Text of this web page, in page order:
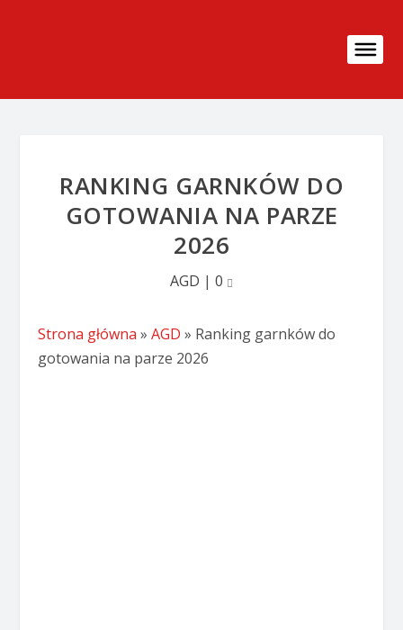
RANKING GARNKÓW DO
GOTOWANIA NA PARZE
2026
AGD | 0
Strona główna »AGD » Ranking garnków do
gotowania na parze 2026